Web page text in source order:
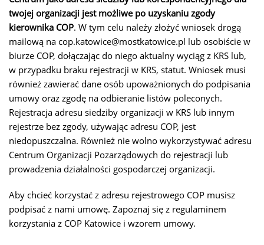
twojej organizacji jest możliwe po uzyskaniu zgody
kierownika COP. W tym celu należy złożyć wniosek drogą
mailową na cop.katowice@mostkatowice.pl lub osobiście w
biurze COP, dołączając do niego aktualny wyciąg z KRS lub,
w przypadku braku rejestracji w KRS, statut. Wniosek musi
również zawierać dane osób upoważnionych do podpisania
umowy oraz zgodę na odbieranie listów poleconych.
Rejestracja adresu siedziby organizacji w KRS lub innym
rejestrze bez zgody, używając adresu COP, jest
niedopuszczalna. Również nie wolno wykorzystywać adresu
Centrum Organizacji Pozarządowych do rejestracji lub
prowadzenia działalności gospodarczej organizacji.
Aby chcieć korzystać z adresu rejestrowego COP musisz
podpisać z nami umowę. Zapoznaj się z regulaminem
korzystania z COP Katowice i wzorem umowy.